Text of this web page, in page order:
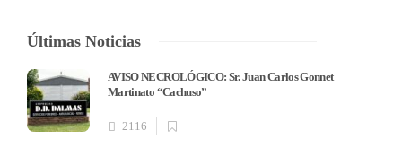
Últimas Noticias
AVISO NECROLÓGICO: Sr. Juan Carlos Gonnet
Martinato “Cachuso”
2116